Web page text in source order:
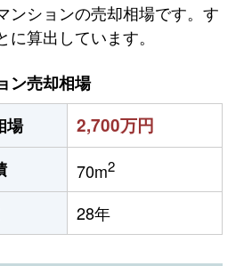
ンションの売却相場です。す
算出しています。
ン売却相場
場
2,700万円
70m2
28年